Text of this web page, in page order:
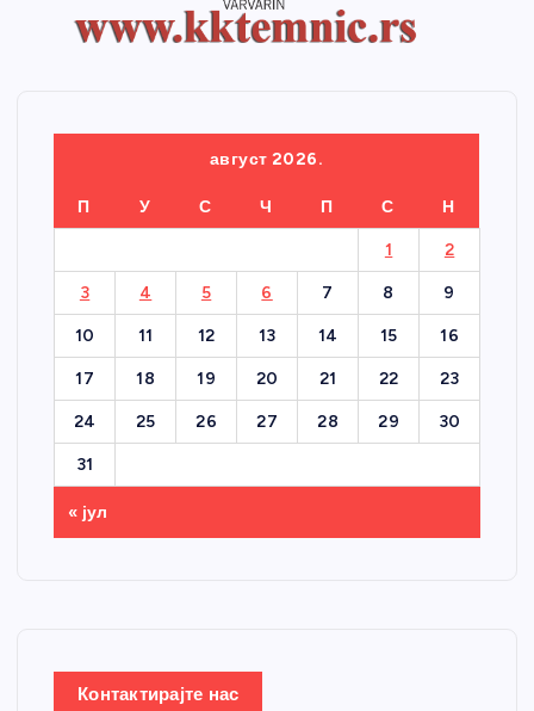
август 2026.
П У С Ч П С Н
1 2
3 4 5 6 7 8 9
10 11 12 13 14 15 16
17 18 19 20 21 22 23
24 25 26 27 28 29 30
31
« јул
Контактирајте нас